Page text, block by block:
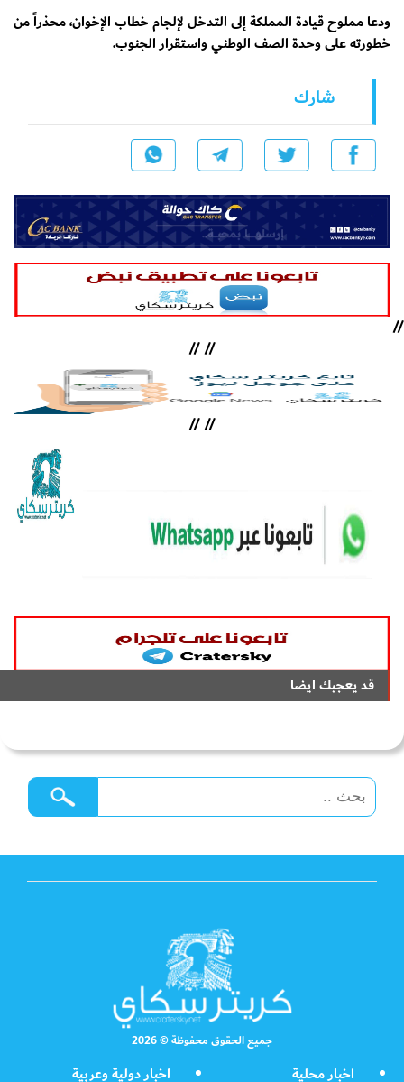
ودعا مملوح قيادة المملكة إلى التدخل لإلجام خطاب الإخوان، محذراً من
خطورته على وحدة الصف الوطني واستقرار الجنوب.
شارك
//
//
//
//
//
قد يعجبك ايضا
جميع الحقوق محفوظة © 2026
اخبار محلية اخبار دولية وعربية